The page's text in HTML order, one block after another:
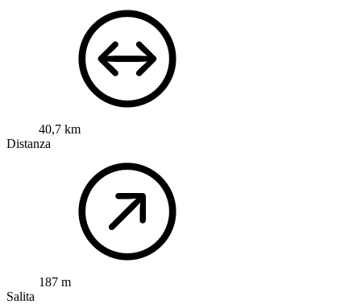
40,7 km
Distanza
187 m
Salita